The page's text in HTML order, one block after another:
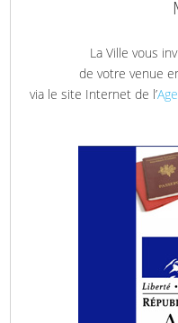
La Ville vous
de votre venue
via le site Internet de l’